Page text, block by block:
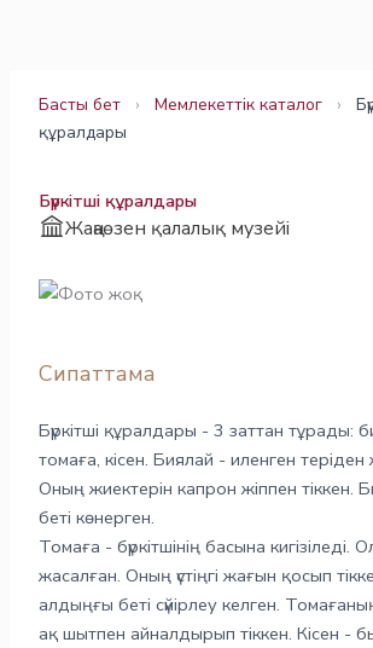
Басты бет › Мемлекеттік каталог ›
құралдары
Бүркітші құралдары
Жаңаөзен қалалық музейі
Сипаттама
Бүркітші құралдары - 3 заттан тұрады:
томаға, кісен. Биялай - иленген теріден
Оның жиектерін капрон жіппен тіккен.
беті көнерген.
Томаға - бүркітшінің басына
жасалған. Оның үстіңгі жағын қосып
алдыңғы беті сүйірлеу келген.
ақ шытпен айналдырып тіккен. Кісен -